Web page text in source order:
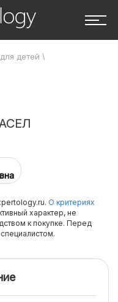
детей \
О критериях
характер, не
к покупке. Перед